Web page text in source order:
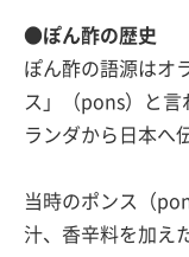
●ぽん酢の歴史
ぽん酢の語源はオ
ス」（pons）と言
ランダから日本へ
当時のポンス（
汁、香辛料を加え